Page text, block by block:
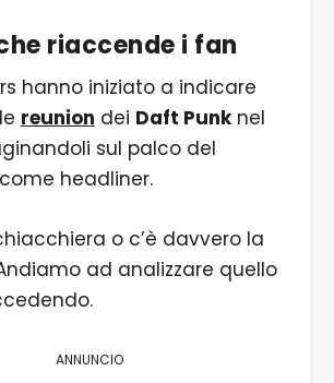
riaccende i fan
hanno iniziato a indicare
reunion dei Daft Punknel
sul palco del
headliner.
o c’è davvero la
ad analizzare quello
ANNUNCIO